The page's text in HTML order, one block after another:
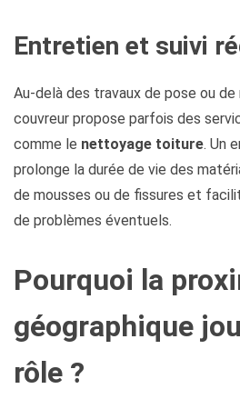
Entretien et suivi
Au-delà des travaux de pose ou de
couvreur propose parfois des
comme le nettoyage toiture. Un
prolonge la durée de vie des
de mousses ou de fissures et
de problèmes éventuels.
Pourquoi la
géographique
rôle ?